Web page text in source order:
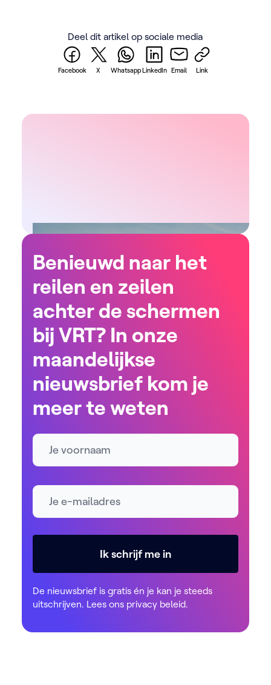
Deel dit artikel op sociale media
Facebook X WhatsappLinkedIn Email Link
Benieuwd naar het
reilen en zeilen
achter de schermen
bij VRT? In onze
maandelijkse
nieuwsbrief kom je
meer te weten
Naam
E-mailadres *
Ik schrijf me in
De nieuwsbrief is gratis én je kan je steeds
uitschrijven. Lees ons privacy beleid.